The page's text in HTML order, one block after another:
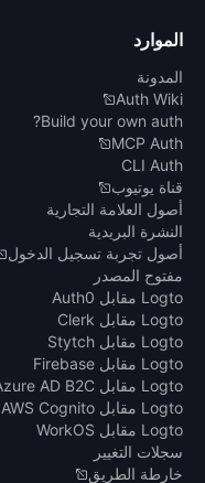
الموارد
المدونة
Auth Wiki
Build your own auth?
MCP Auth
CLI Auth
قناة يوتيوب
أصول العلامة التجارية
النشرة البريدية
أصول تجربة تسجيل الدخول
مفتوح المصدر
Logto مقابل Auth0
Logto مقابل Clerk
Logto مقابل Stytch
Logto مقابل Firebase
Logto مقابل Azure AD B2C
Logto مقابل AWS Cognito
Logto مقابل WorkOS
سجلات التغيير
خارطة الطريق